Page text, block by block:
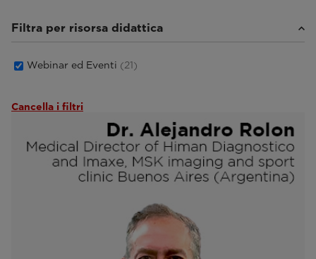
Filtra per risorsa didattica
Webinar ed Eventi (21)
Cancella i filtri